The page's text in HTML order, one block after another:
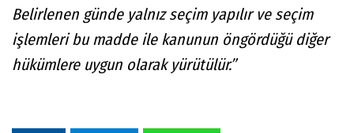
Belirlenen günde yalnız seçim yapılır ve seçim
işlemleri bu madde ile kanunun öngördüğü diğer
hükümlere uygun olarak yürütülür.”